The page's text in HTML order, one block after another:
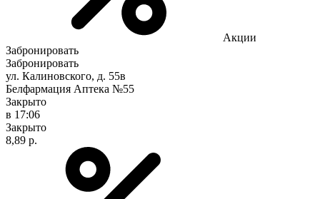
Акции
Забронировать
Забронировать
ул. Калиновского, д. 55в
Белфармация Аптека №55
Закрыто
в 17:06
Закрыто
8,89 р.